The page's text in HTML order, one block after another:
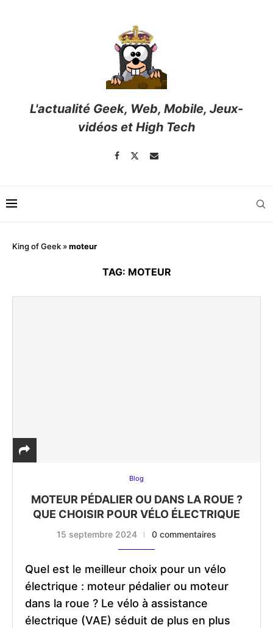
L'actualité Geek, Web, Mobile, Jeux-
vidéos et High Tech
King of Geek »moteur
TAG: MOTEUR
Blog
MOTEUR PÉDALIER OU DANS LA ROUE ?
QUE CHOISIR POUR VÉLO ÉLECTRIQUE
15 septembre 2024 0 commentaires
Quel est le meilleur choix pour un vélo
électrique : moteur pédalier ou moteur
dans la roue ? Le vélo à assistance
électrique (VAE) séduit de plus en plus